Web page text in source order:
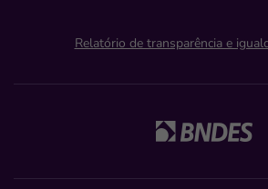
Relatório de transparência e